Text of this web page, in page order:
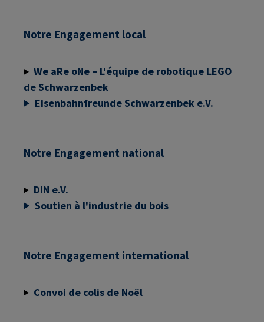
Notre Engagement local
We aRe oNe – L'équipe de robotique LEGO
de Schwarzenbek
Eisenbahnfreunde Schwarzenbek e.V.
Notre Engagement national
DIN e.V.
Soutien à l'industrie du bois
Notre Engagement international
Convoi de colis de Noël